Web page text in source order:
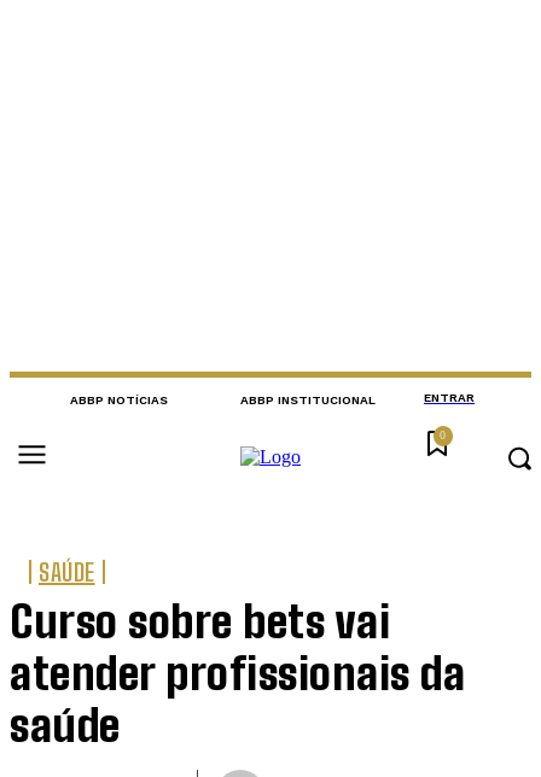
ABBP NOTÍCIAS ABBP INSTITUCIONAL ENTRAR
0
SAÚDE
Curso sobre bets vai
atender profissionais da
saúde